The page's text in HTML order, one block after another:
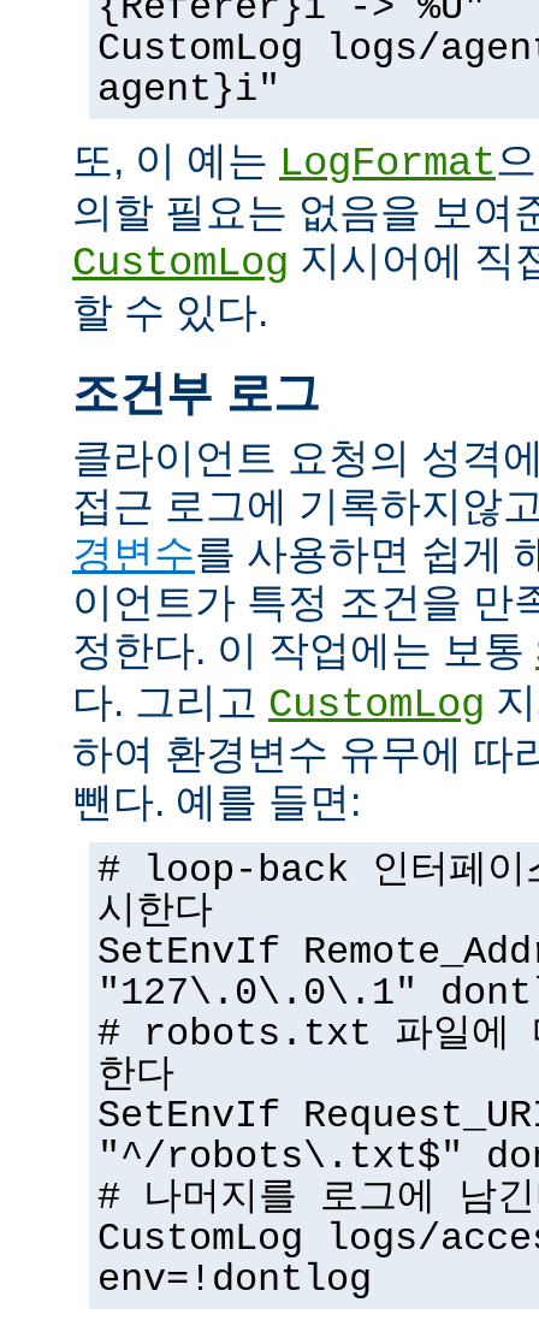
CustomLog logs/
agent}i"
또, 이 예는 LogFormat
의할 필요는 없음을 보여
CustomLog 지시어에 직
할 수 있다.
조건부 로그
클라이언트 요청의 성격
접근 로그에 기록하지않
경변수를 사용하면 쉽게
이언트가 특정 조건을 만
정한다. 이 작업에는 보통
다. 그리고 CustomLog
하여 환경변수 유무에 따
뺀다. 예를 들면:
# loop-back 인터페이
시한다
SetEnvIf
"127\.0\.0\.1"
# robots.txt 파일에
한다
SetEnvIf
"^/robots\.txt$"
# 나머지를 로그에 남
CustomLog logs/
env=!dontlog